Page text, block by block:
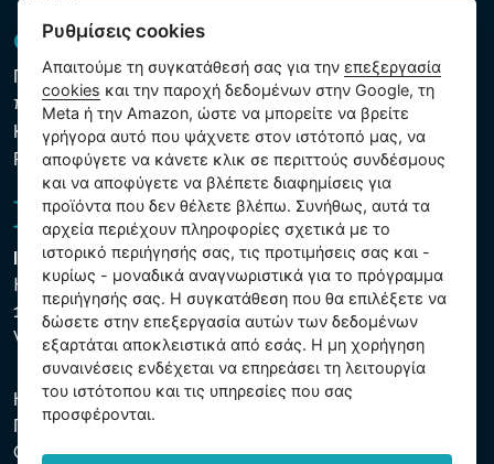
GDPR και Cookies
Πολιτική προστασίας προσωπικών και λοιπών δεδομένων
που υποβάλλονται σε επεξεργασία
Κανόνες χρήσης των αρχείων cookie
Ρυθμίσεις cookies
Intex Trading, s.r.o.
Hradecká 2526/3
130 00 Praha 3
Vinohrady - Česká republika
Η εταιρεία είναι εγγεγραμμένη στο Δημοτικό Δικαστήριο της
Πράγας, μέρος C, αύξ. αριθ. 74759. ΑΜΕ 26150808, ΑΦΜ
CZ26150808.
Ρυθμίσεις cookies
Απαιτούμε τη συγκατάθεσή σας για τηνεπεξεργασία
cookies και την παροχή δεδομένων στην Google, τη
Meta ή την Amazon, ώστε να μπορείτε να βρείτε
γρήγορα αυτό που ψάχνετε στον ιστότοπό μας, να
αποφύγετε να κάνετε κλικ σε περιττούς συνδέσμους
και να αποφύγετε να βλέπετε διαφημίσεις για
προϊόντα που δεν θέλετε βλέπω. Συνήθως, αυτά τα
αρχεία περιέχουν πληροφορίες σχετικά με το
ιστορικό περιήγησής σας, τις προτιμήσεις σας και -
κυρίως - μοναδικά αναγνωριστικά για το πρόγραμμα
περιήγησής σας. Η συγκατάθεση που θα επιλέξετε να
δώσετε στην επεξεργασία αυτών των δεδομένων
εξαρτάται αποκλειστικά από εσάς. Η μη χορήγηση
συναινέσεις ενδέχεται να επηρεάσει τη λειτουργία
του ιστότοπου και τις υπηρεσίες που σας
προσφέρονται.